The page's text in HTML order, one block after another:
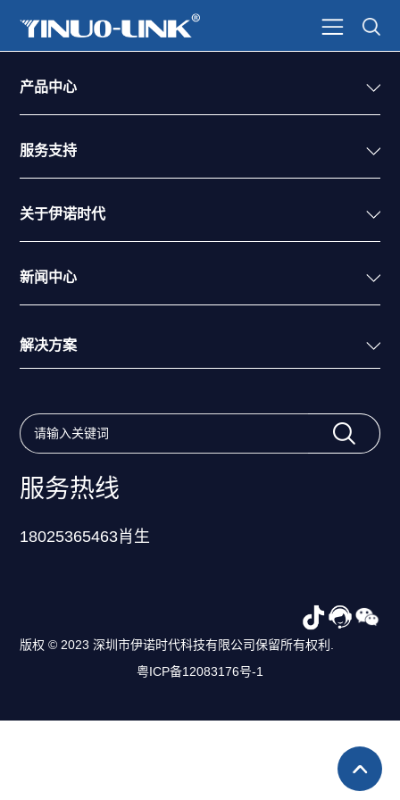
产品中心
服务支持
关于伊诺时代
新闻中心
解决方案
服务热线
18025365463肖生
版权 © 2023 深圳市伊诺时代科技有限公司保留所有权利.
粤ICP备12083176号-1